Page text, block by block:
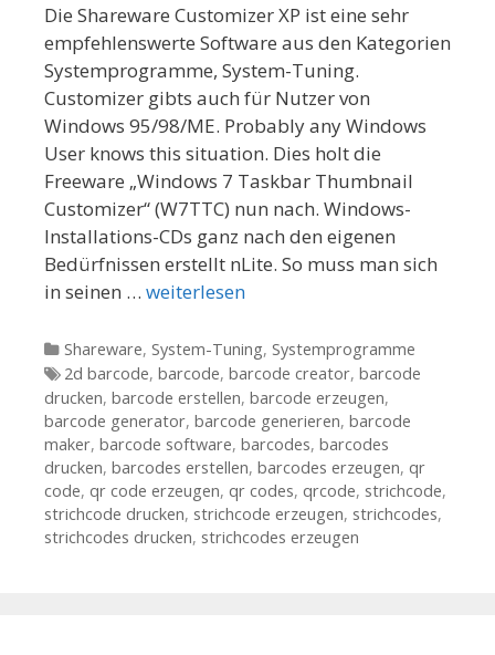
Die Shareware Customizer XP ist eine sehr
empfehlenswerte Software aus den Kategorien
Systemprogramme, System-Tuning.
Customizer gibts auch für Nutzer von
Windows 95/98/ME. Probably any Windows
User knows this situation. Dies holt die
Freeware „Windows 7 Taskbar Thumbnail
Customizer“ (W7TTC) nun nach. Windows-
Installations-CDs ganz nach den eigenen
Bedürfnissen erstellt nLite. So muss man sich
in seinen … weiterlesen
Kategorien
Shareware, System-Tuning, Systemprogramme
Tags
2d barcode, barcode, barcode creator, barcode
drucken, barcode erstellen, barcode erzeugen,
barcode generator, barcode generieren, barcode
maker, barcode software, barcodes, barcodes
drucken, barcodes erstellen, barcodes erzeugen, qr
code, qr code erzeugen, qr codes, qrcode, strichcode,
strichcode drucken, strichcode erzeugen, strichcodes,
strichcodes drucken, strichcodes erzeugen